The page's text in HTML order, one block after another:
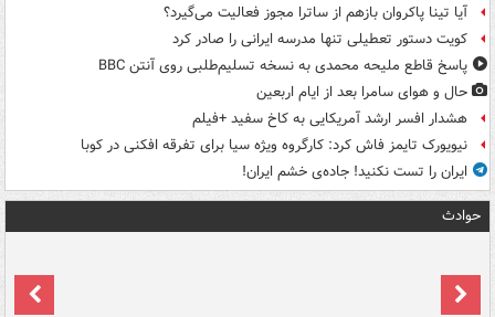
آیا تینا پاکروان بازهم از ساترا مجوز فعالیت می‌گیرد؟
کویت دستور تعطیلی تنها مدرسه ایرانی را صادر کرد
پاسخ قاطع ملیحه محمدی به نسخه تسلیم‌طلبی روی آنتن BBC
حال و هوای سامرا بعد از ایام اربعین
هشدار افسر ارشد آمریکایی به کاخ سفید +فیلم
نیویورک تایمز فاش کرد: کارگروه ویژه سیا برای تفرقه افکنی در کوبا
ایران را تست نکنید! جاده‌ی خشم ایران!
حوادث